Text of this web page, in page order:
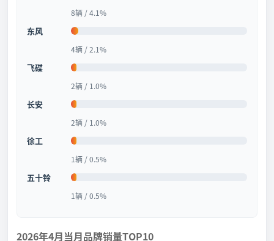
8辆 / 4.1%
东风
4辆 / 2.1%
飞碟
2辆 / 1.0%
长安
2辆 / 1.0%
徐工
1辆 / 0.5%
五十铃
1辆 / 0.5%
2026年4月当月品牌销量TOP10